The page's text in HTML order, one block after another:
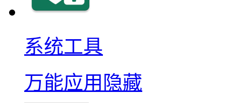
系统工具
万能应用隐藏